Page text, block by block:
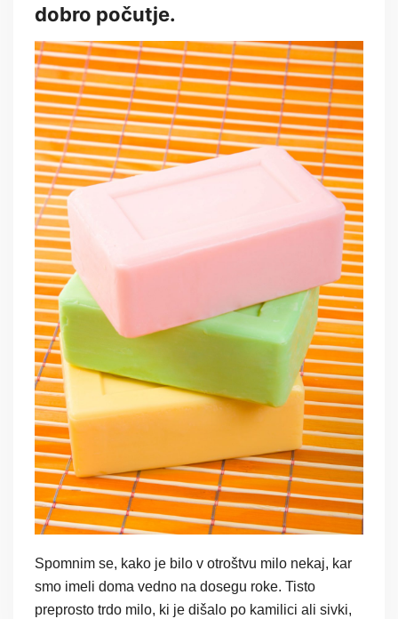
dobro počutje.
Spomnim se, kako je bilo v otroštvu milo nekaj, kar
smo imeli doma vedno na dosegu roke. Tisto
preprosto trdo milo, ki je dišalo po kamilici ali sivki,